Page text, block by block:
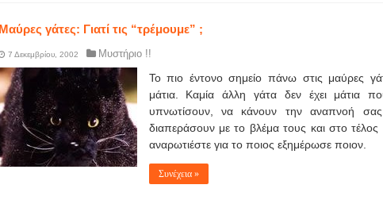
Μαύρες γάτες: Γιατί τις “τρέμουμε” ;
7 Δεκεμβρίου, 2002 Μυστήριο !!
Το πιο έντονο σημείο πάνω στις μαύρες
μάτια. Καμία άλλη γάτα δεν έχει μάτια
υπνωτίσουν, να κάνουν την αναπνοή
διαπεράσουν με το βλέμα τους και στο τέλος
αναρωτιέστε για το ποιος εξημέρωσε ποιον.
Συνέχεια »